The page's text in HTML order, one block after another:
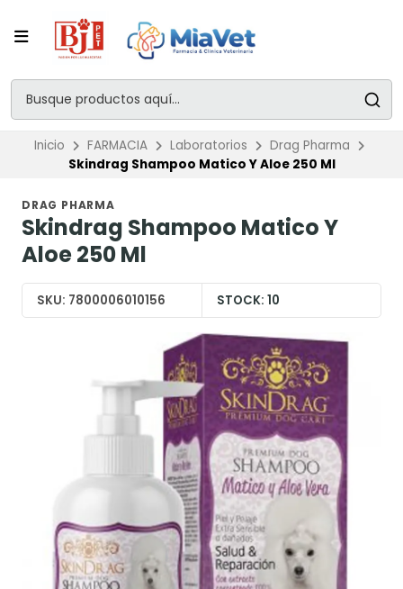
Inicio FARMACIA Laboratorios
Drag Pharma
Skindrag Shampoo Matico Y Aloe 250 Ml
DRAG PHARMA
Skindrag Shampoo Matico Y
Aloe 250 Ml
SKU: 7800006010156 STOCK: 10